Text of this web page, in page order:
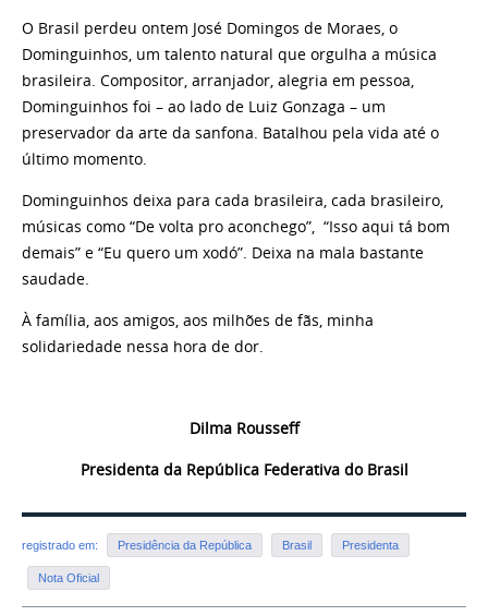
O Brasil perdeu ontem José Domingos de Moraes, o
Dominguinhos, um talento natural que orgulha a música
brasileira. Compositor, arranjador, alegria em pessoa,
Dominguinhos foi – ao lado de Luiz Gonzaga – um
preservador da arte da sanfona. Batalhou pela vida até o
último momento.
Dominguinhos deixa para cada brasileira, cada brasileiro,
músicas como “De volta pro aconchego”, “Isso aqui tá bom
demais” e “Eu quero um xodó”. Deixa na mala bastante
saudade.
À família, aos amigos, aos milhões de fãs, minha
solidariedade nessa hora de dor.
Dilma Rousseff
Presidenta da República Federativa do Brasil
registrado em: Presidência da República Brasil Presidenta
Nota Oficial